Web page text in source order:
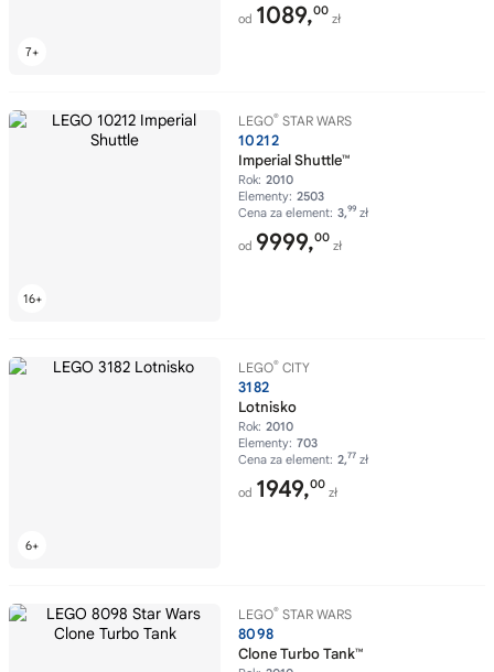
od 1089,00
zł
LEGO® STAR WARS
10212
Imperial Shuttle™
Rok: 2010
Elementy: 2503
Cena za element: 3,99 zł
od 9999,00
zł
LEGO® CITY
3182
Lotnisko
Rok: 2010
Elementy: 703
Cena za element: 2,77 zł
od 1949,00
zł
LEGO® STAR WARS
8098
Clone Turbo Tank™